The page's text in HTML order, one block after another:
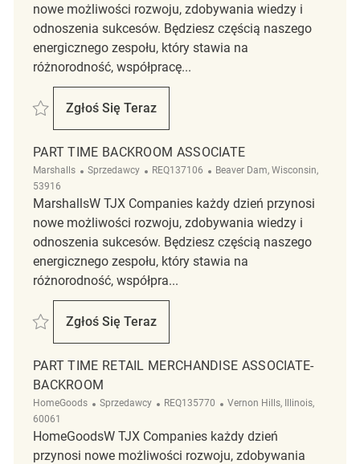
nowe możliwości rozwoju, zdobywania wiedzy i
odnoszenia sukcesów. Będziesz częścią naszego
energicznego zespołu, który stawia na
różnorodność, współpracę...
Zapisać Part Time Retail Merchandise Associate REQ133043
Zgłoś Się Teraz
Part Time Retail Merchandise Associate
PART TIME BACKROOM ASSOCIATE
Marshalls Kategoria
Sprzedawcy ReqId
REQ137106 Lokalizacja
Beaver Dam, Wisconsin,
53916
MarshallsW TJX Companies każdy dzień przynosi
nowe możliwości rozwoju, zdobywania wiedzy i
odnoszenia sukcesów. Będziesz częścią naszego
energicznego zespołu, który stawia na
różnorodność, współpra...
Zapisać Part Time Backroom Associate REQ137106
Zgłoś Się Teraz
Part Time Backroom Associate
PART TIME RETAIL MERCHANDISE ASSOCIATE-
BACKROOM
HomeGoods Kategoria
Sprzedawcy ReqId
REQ135770 Lokalizacja
Vernon Hills, Illinois,
60061
HomeGoodsW TJX Companies każdy dzień
przynosi nowe możliwości rozwoju, zdobywania